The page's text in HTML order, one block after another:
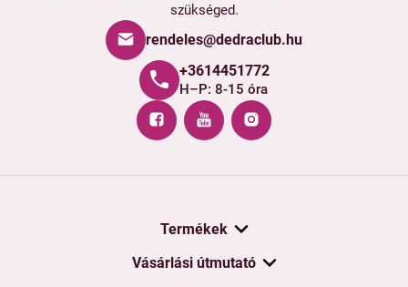
szükséged.
rendeles@dedraclub.hu
+3614451772
H–P: 8-15 óra
Termékek
Vásárlási útmutató